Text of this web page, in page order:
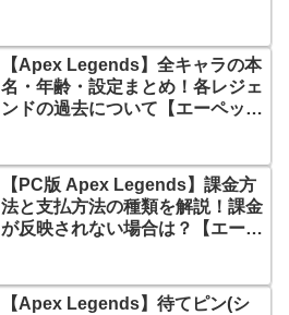
【Apex Legends】全キャラの本
名・年齢・設定まとめ！各レジェ
ンドの過去について【エーペック
【PC版 Apex Legends】課金方
法と支払方法の種類を解説！課金
が反映されない場合は？【エーペ
【Apex Legends】待てピン(シ